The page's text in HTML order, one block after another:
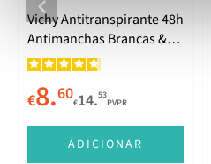
Vichy Antitranspirante 48h
Antimanchas Brancas &
Amarelas 50ml
€8.60€14.53
PVPR
ADICIONAR